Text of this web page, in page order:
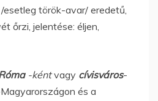
esetleg török-avar/ eredetű,
őrzi, jelentése: éljen,
-kéntvagy cívisváros-
és a